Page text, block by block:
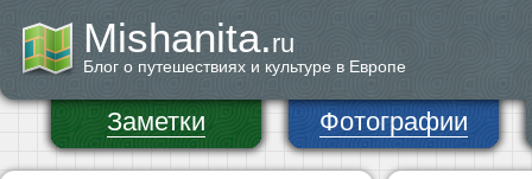
Mishanita.ru
Блог о путешествиях и культуре в Европе
Заметки Фотографии